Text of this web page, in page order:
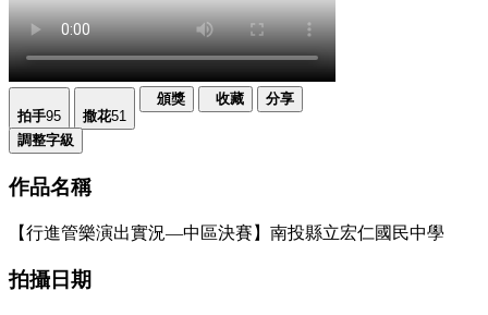
拍手95 撒花51
頒獎 收藏 分享
調整字級
作品名稱
【行進管樂演出實況—中區決賽】南投縣立宏仁國民中學
拍攝日期